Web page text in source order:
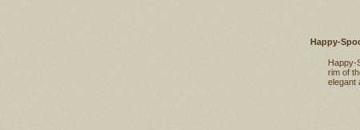
Happy-
Happy-
rim of
elegant